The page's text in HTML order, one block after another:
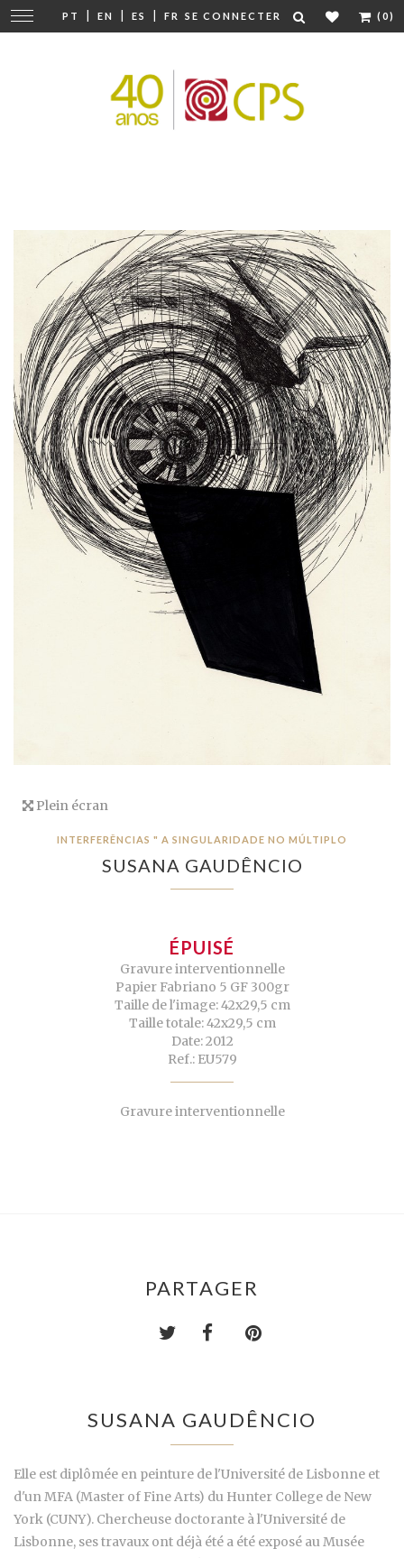
PT | EN | ES | FR SE CONNECTER (0)
Modifier
la
Plein écran
INTERFERÊNCIAS " A SINGULARIDADE NO MÚLTIPLO
SUSANA GAUDÊNCIO
ÉPUISÉ
Gravure interventionnelle
Papier Fabriano 5 GF 300gr
Taille de l'image: 42x29,5 cm
Taille totale: 42x29,5 cm
Date: 2012
Ref.: EU579
Gravure interventionnelle
PARTAGER
SUSANA GAUDÊNCIO
Elle est diplômée en peinture de l'Université de Lisbonne et
d'un MFA (Master of Fine Arts) du Hunter College de New
York (CUNY). Chercheuse doctorante à l'Université de
Lisbonne, ses travaux ont déjà été a été exposé au Musée